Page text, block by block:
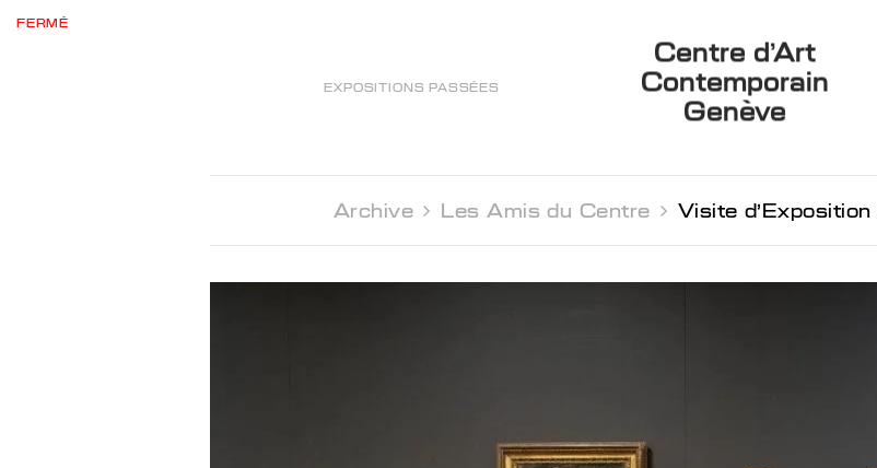
FERMÉ
EXPOSITIONS PASSÉES
Centre d’Art
Contemporain
Genève
Archive  Les Amis du Centre  Visite d'Exposition